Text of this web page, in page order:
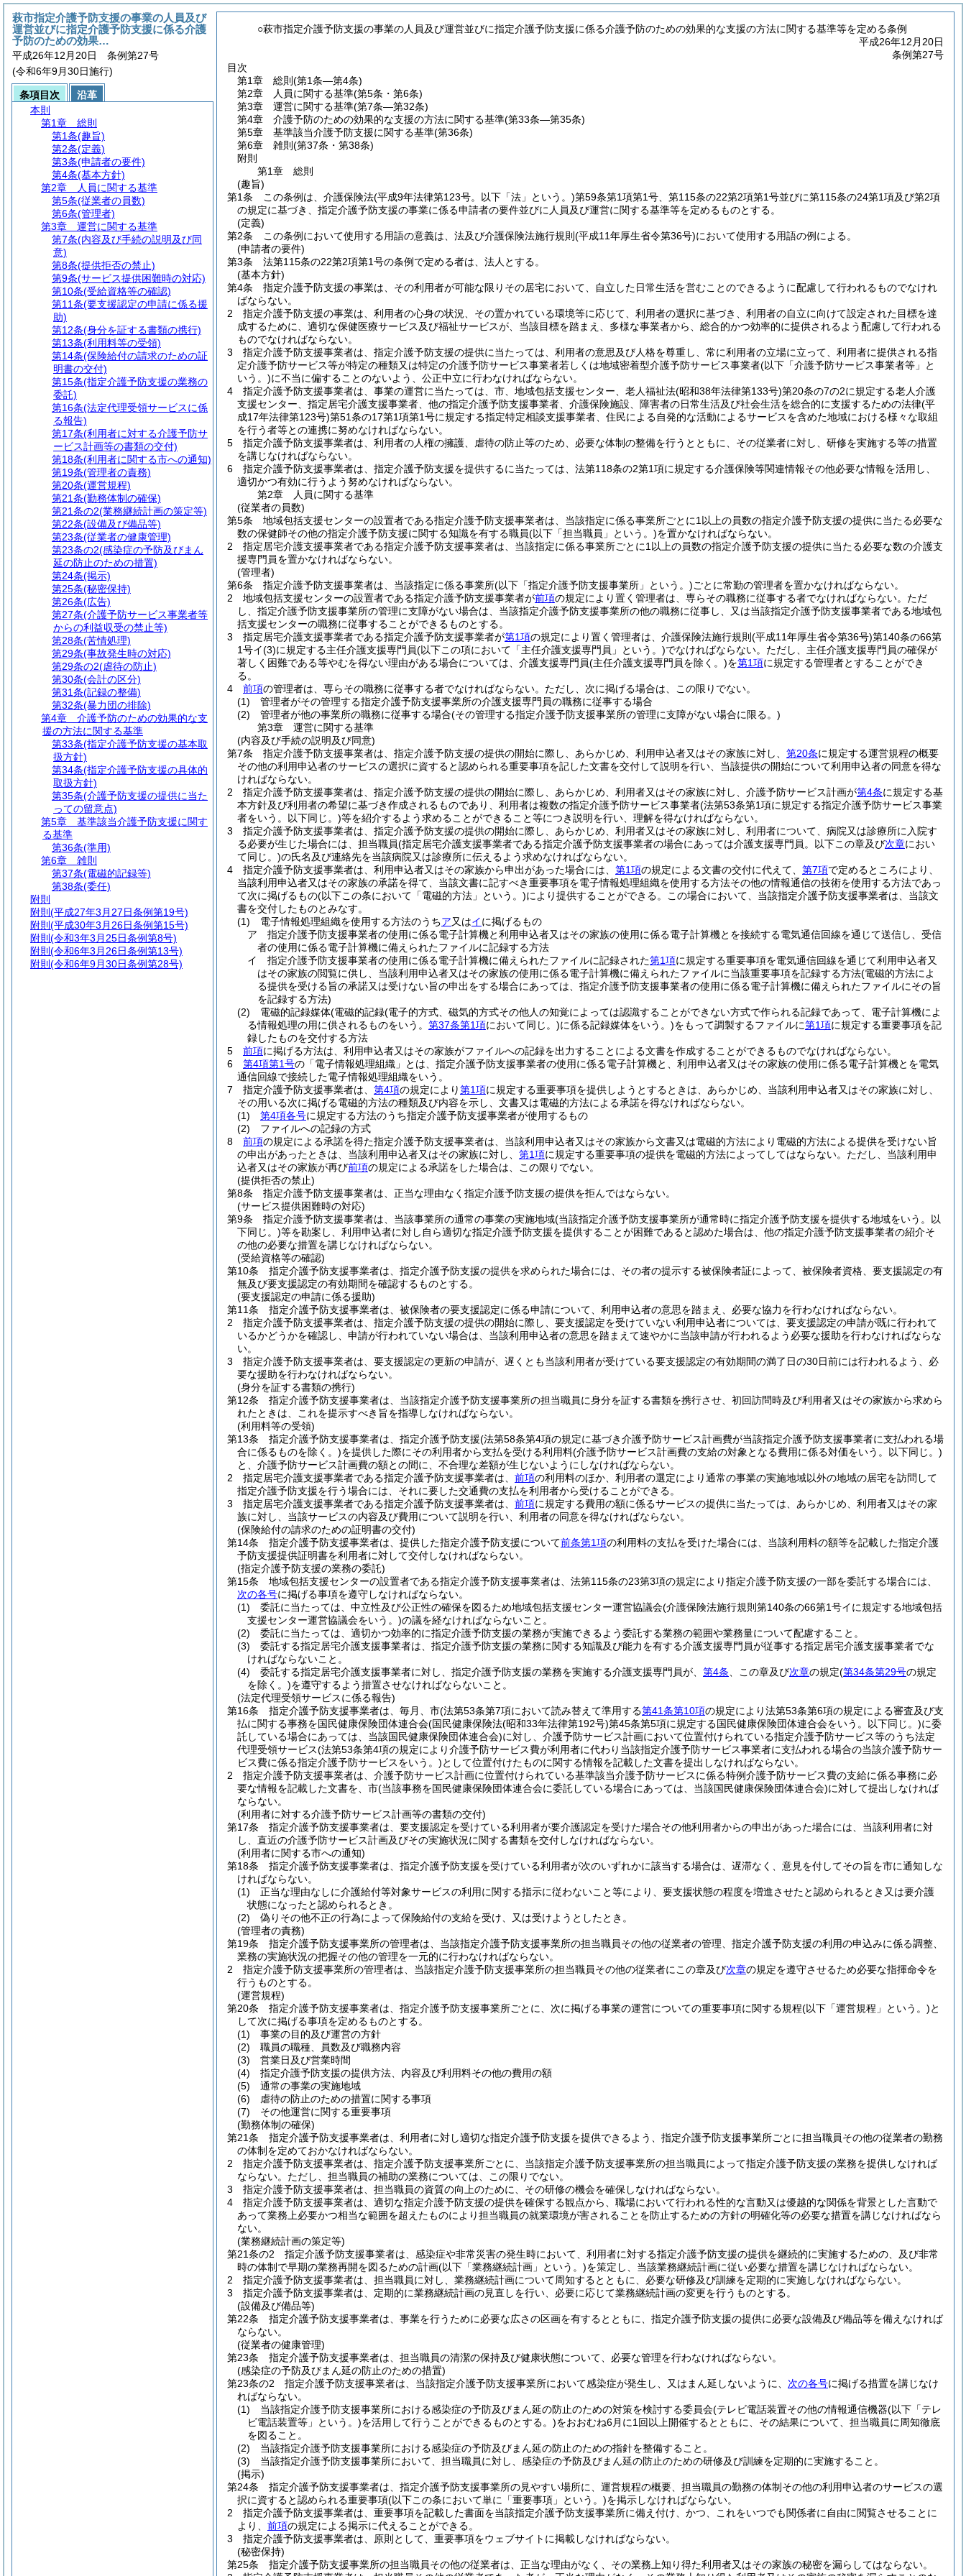
○萩市指定介護予防支援の事業の人員及び運営並びに指定介護予防支援に係る介護予防のための効果的な支援の方法に関する基準等を定める条例
平成26年12月20日
条例第27号
目次
第1章
総則 (第1条―第4条)
第2章
人員に関する基準(第5条・第6条)
第3章
運営に関する基準(第7条―第32条)
第4章
介護予防のための効果的な支援の方法に関する基準(第33条―第35条)
第5章
基準該当介護予防支援に関する基準(第36条)
第6章
雑則 (第37条・第38条)
附則
第1章
総則
(趣旨)
第1条
この条例は、介護保険法(平成9年法律第123号。以下「法」という。)第59条第1項第1号、第115条の22第2項第1号並びに第115条の24第1項及び第2項
の規定に基づき、指定介護予防支援の事業に係る申請者の要件並びに人員及び運営に関する基準等を定めるものとする。
(定義)
第2条
この条例において使用する用語の意義は、法及び介護保険法施行規則 (平成11年厚生省令第36号)において使用する用語の例による。
(申請者の要件)
第3条
法第115条の22第2項第1号の条例で定める者は、法人とする。
(基本方針)
第4条
指定介護予防支援の事業は、その利用者が可能な限りその居宅において、自立した日常生活を営むことのできるように配慮して行われるものでなけれ
ばならない。
2
指定介護予防支援の事業は、利用者の心身の状況、その置かれている環境等に応じて、利用者の選択に基づき、利用者の自立に向けて設定された目標を達
成するために、適切な保健医療サービス及び福祉サービスが、当該目標を踏まえ、多様な事業者から、総合的かつ効率的に提供されるよう配慮して行われる
ものでなければならない。
3
指定介護予防支援事業者は、指定介護予防支援の提供に当たっては、利用者の意思及び人格を尊重し、常に利用者の立場に立って、利用者に提供される指
定介護予防サービス等が特定の種類又は特定の介護予防サービス事業者若しくは地域密着型介護予防サービス事業者(以下「介護予防サービス事業者等」と
いう。)に不当に偏することのないよう、公正中立に行わなければならない。
4
指定介護予防支援事業者は、事業の運営に当たっては、市、地域包括支援センター、老人福祉法(昭和38年法律第133号)第20条の7の2に規定する老人介護
支援センター、指定居宅介護支援事業者、他の指定介護予防支援事業者、介護保険施設、障害者の日常生活及び社会生活を総合的に支援するための法律(平
成17年法律第123号)第51条の17第1項第1号に規定する指定特定相談支援事業者、住民による自発的な活動によるサービスを含めた地域における様々な取組
を行う者等との連携に努めなければならない。
5
指定介護予防支援事業者は、利用者の人権の擁護、虐待の防止等のため、必要な体制の整備を行うとともに、その従業者に対し、研修を実施する等の措置
を講じなければならない。
6
指定介護予防支援事業者は、指定介護予防支援を提供するに当たっては、法第118条の2第1項に規定する介護保険等関連情報その他必要な情報を活用し、
適切かつ有効に行うよう努めなければならない。
第2章
人員に関する基準
(従業者の員数)
第5条
地域包括支援センターの設置者である指定介護予防支援事業者は、当該指定に係る事業所ごとに1以上の員数の指定介護予防支援の提供に当たる必要な
数の保健師その他の指定介護予防支援に関する知識を有する職員(以下「担当職員」という。)を置かなければならない。
2
指定居宅介護支援事業者である指定介護予防支援事業者は、当該指定に係る事業所ごとに1以上の員数の指定介護予防支援の提供に当たる必要な数の介護支
援専門員を置かなければならない。
(管理者)
第6条
指定介護予防支援事業者は、当該指定に係る事業所(以下「指定介護予防支援事業所」という。)ごとに常勤の管理者を置かなければならない。
2
地域包括支援センターの設置者である指定介護予防支援事業者が前項の規定により置く管理者は、専らその職務に従事する者でなければならない。 ただ
し、指定介護予防支援事業所の管理に支障がない場合は、当該指定介護予防支援事業所の他の職務に従事し、又は当該指定介護予防支援事業者である地域包
括支援センターの職務に従事することができるものとする。
3
指定居宅介護支援事業者である指定介護予防支援事業者が第1項の規定により置く管理者は、介護保険法施行規則 (平成11年厚生省令第36号)第140条の66第
1号イ(3)に規定する主任介護支援専門員(以下この項において「主任介護支援専門員」という。)でなければならない。 ただし、主任介護支援専門員の確保が
著しく困難である等やむを得ない理由がある場合については、介護支援専門員(主任介護支援専門員を除く。)を第1項に規定する管理者とすることができ
る。
4
前項の管理者は、専らその職務に従事する者でなければならない。 ただし、次に掲げる場合は、この限りでない。
(1)
管理者がその管理する指定介護予防支援事業所の介護支援専門員の職務に従事する場合
(2)
管理者が他の事業所の職務に従事する場合(その管理する指定介護予防支援事業所の管理に支障がない場合に限る。)
第3章
運営に関する基準
(内容及び手続の説明及び同意)
第7条
指定介護予防支援事業者は、指定介護予防支援の提供の開始に際し、あらかじめ、利用申込者又はその家族に対し、 第20条に規定する運営規程の概要
その他の利用申込者のサービスの選択に資すると認められる重要事項を記した文書を交付して説明を行い、当該提供の開始について利用申込者の同意を得な
ければならない。
2
指定介護予防支援事業者は、指定介護予防支援の提供の開始に際し、あらかじめ、利用者又はその家族に対し、介護予防サービス計画が第4条に規定する基
本方針及び利用者の希望に基づき作成されるものであり、利用者は複数の指定介護予防サービス事業者(法第53条第1項に規定する指定介護予防サービス事業
者をいう。以下同じ。)等を紹介するよう求めることができること等につき説明を行い、理解を得なければならない。
3
指定介護予防支援事業者は、指定介護予防支援の提供の開始に際し、あらかじめ、利用者又はその家族に対し、利用者について、病院又は診療所に入院す
る必要が生じた場合には、担当職員(指定居宅介護支援事業者である指定介護予防支援事業者の場合にあっては介護支援専門員。以下この章及び次章におい
て同じ。)の氏名及び連絡先を当該病院又は診療所に伝えるよう求めなければならない。
4
指定介護予防支援事業者は、利用申込者又はその家族から申出があった場合には、 第1項の規定による文書の交付に代えて、 第7項で定めるところにより、
当該利用申込者又はその家族の承諾を得て、当該文書に記すべき重要事項を電子情報処理組織を使用する方法その他の情報通信の技術を使用する方法であっ
て次に掲げるもの(以下この条において「電磁的方法」という。)により提供することができる。
この場合において、当該指定介護予防支援事業者は、当該文
書を交付したものとみなす。
(1)
電子情報処理組織を使用する方法のうちア又はイに掲げるもの
ア
指定介護予防支援事業者の使用に係る電子計算機と利用申込者又はその家族の使用に係る電子計算機とを接続する電気通信回線を通じて送信し、受信
者の使用に係る電子計算機に備えられたファイルに記録する方法
イ
指定介護予防支援事業者の使用に係る電子計算機に備えられたファイルに記録された第1項に規定する重要事項を電気通信回線を通じて利用申込者又
はその家族の閲覧に供し、当該利用申込者又はその家族の使用に係る電子計算機に備えられたファイルに当該重要事項を記録する方法(電磁的方法によ
る提供を受ける旨の承諾又は受けない旨の申出をする場合にあっては、指定介護予防支援事業者の使用に係る電子計算機に備えられたファイルにその旨
を記録する方法)
(2)
電磁的記録媒体(電磁的記録(電子的方式、磁気的方式その他人の知覚によっては認識することができない方式で作られる記録であって、電子計算機によ
る情報処理の用に供されるものをいう。 第37条第1項において同じ。)に係る記録媒体をいう。)をもって調製するファイルに第1項に規定する重要事項を記
録したものを交付する方法
5
前項に掲げる方法は、利用申込者又はその家族がファイルへの記録を出力することによる文書を作成することができるものでなければならない。
6
第4項第1号の「電子情報処理組織」とは、指定介護予防支援事業者の使用に係る電子計算機と、利用申込者又はその家族の使用に係る電子計算機とを電気
通信回線で接続した電子情報処理組織をいう。
7
指定介護予防支援事業者は、 第4項の規定により第1項に規定する重要事項を提供しようとするときは、あらかじめ、当該利用申込者又はその家族に対し、
その用いる次に掲げる電磁的方法の種類及び内容を示し、文書又は電磁的方法による承諾を得なければならない。
(1)
第4項各号に規定する方法のうち指定介護予防支援事業者が使用するもの
(2)
ファイルへの記録の方式
8
前項の規定による承諾を得た指定介護予防支援事業者は、当該利用申込者又はその家族から文書又は電磁的方法により電磁的方法による提供を受けない旨
の申出があったときは、当該利用申込者又はその家族に対し、 第1項に規定する重要事項の提供を電磁的方法によってしてはならない。 ただし、当該利用申
込者又はその家族が再び前項の規定による承諾をした場合は、この限りでない。
(提供拒否の禁止)
第8条
指定介護予防支援事業者は、正当な理由なく指定介護予防支援の提供を拒んではならない。
(サービス提供困難時の対応)
第9条
指定介護予防支援事業者は、当該事業所の通常の事業の実施地域(当該指定介護予防支援事業所が通常時に指定介護予防支援を提供する地域をいう。以
下同じ。)等を勘案し、利用申込者に対し自ら適切な指定介護予防支援を提供することが困難であると認めた場合は、他の指定介護予防支援事業者の紹介そ
の他の必要な措置を講じなければならない。
(受給資格等の確認)
第10条
指定介護予防支援事業者は、指定介護予防支援の提供を求められた場合には、その者の提示する被保険者証によって、被保険者資格、要支援認定の有
無及び要支援認定の有効期間を確認するものとする。
(要支援認定の申請に係る援助)
第11条
指定介護予防支援事業者は、被保険者の要支援認定に係る申請について、利用申込者の意思を踏まえ、必要な協力を行わなければならない。
2
指定介護予防支援事業者は、指定介護予防支援の提供の開始に際し、要支援認定を受けていない利用申込者については、要支援認定の申請が既に行われて
いるかどうかを確認し、申請が行われていない場合は、当該利用申込者の意思を踏まえて速やかに当該申請が行われるよう必要な援助を行わなければならな
い。
3
指定介護予防支援事業者は、要支援認定の更新の申請が、遅くとも当該利用者が受けている要支援認定の有効期間の満了日の30日前には行われるよう、必
要な援助を行わなければならない。
(身分を証する書類の携行)
第12条
指定介護予防支援事業者は、当該指定介護予防支援事業所の担当職員に身分を証する書類を携行させ、初回訪問時及び利用者又はその家族から求めら
れたときは、これを提示すべき旨を指導しなければならない。
(利用料等の受領)
第13条
指定介護予防支援事業者は、指定介護予防支援(法第58条第4項の規定に基づき介護予防サービス計画費が当該指定介護予防支援事業者に支払われる場
合に係るものを除く。)を提供した際にその利用者から支払を受ける利用料(介護予防サービス計画費の支給の対象となる費用に係る対価をいう。以下同じ。)
と、介護予防サービス計画費の額との間に、不合理な差額が生じないようにしなければならない。
2
指定居宅介護支援事業者である指定介護予防支援事業者は、 前項の利用料のほか、利用者の選定により通常の事業の実施地域以外の地域の居宅を訪問して
指定介護予防支援を行う場合には、それに要した交通費の支払を利用者から受けることができる。
3
指定居宅介護支援事業者である指定介護予防支援事業者は、 前項に規定する費用の額に係るサービスの提供に当たっては、あらかじめ、利用者又はその家
族に対し、当該サービスの内容及び費用について説明を行い、利用者の同意を得なければならない。
(保険給付の請求のための証明書の交付)
第14条
指定介護予防支援事業者は、提供した指定介護予防支援について前条第1項の利用料の支払を受けた場合には、当該利用料の額等を記載した指定介護
予防支援提供証明書を利用者に対して交付しなければならない。
(指定介護予防支援の業務の委託)
第15条
地域包括支援センターの設置者である指定介護予防支援事業者は、法第115条の23第3項の規定により指定介護予防支援の一部を委託する場合には、
次の各号に掲げる事項を遵守しなければならない。
(1)
委託に当たっては、中立性及び公正性の確保を図るため地域包括支援センター運営協議会(介護保険法施行規則第140条の66第1号イに規定する地域包括
支援センター運営協議会をいう。)の議を経なければならないこと。
(2)
委託に当たっては、適切かつ効率的に指定介護予防支援の業務が実施できるよう委託する業務の範囲や業務量について配慮すること。
(3)
委託する指定居宅介護支援事業者は、指定介護予防支援の業務に関する知識及び能力を有する介護支援専門員が従事する指定居宅介護支援事業者でな
ければならないこと。
(4)
委託する指定居宅介護支援事業者に対し、指定介護予防支援の業務を実施する介護支援専門員が、 第4条 、この章及び次章の規定(第34条第29号の規定
を除く。)を遵守するよう措置させなければならないこと。
(法定代理受領サービスに係る報告)
第16条
指定介護予防支援事業者は、毎月、市(法第53条第7項において読み替えて準用する第41条第10項の規定により法第53条第6項の規定による審査及び支
払に関する事務を国民健康保険団体連合会(国民健康保険法(昭和33年法律第192号)第45条第5項に規定する国民健康保険団体連合会をいう。以下同じ。)に委
託している場合にあっては、当該国民健康保険団体連合会)に対し、介護予防サービス計画において位置付けられている指定介護予防サービス等のうち法定
代理受領サービス(法第53条第4項の規定により介護予防サービス費が利用者に代わり当該指定介護予防サービス事業者に支払われる場合の当該介護予防サー
ビス費に係る指定介護予防サービスをいう。)として位置付けたものに関する情報を記載した文書を提出しなければならない。
2
指定介護予防支援事業者は、介護予防サービス計画に位置付けられている基準該当介護予防サービスに係る特例介護予防サービス費の支給に係る事務に必
要な情報を記載した文書を、市(当該事務を国民健康保険団体連合会に委託している場合にあっては、当該国民健康保険団体連合会)に対して提出しなければ
ならない。
(利用者に対する介護予防サービス計画等の書類の交付)
第17条
指定介護予防支援事業者は、要支援認定を受けている利用者が要介護認定を受けた場合その他利用者からの申出があった場合には、当該利用者に対
し、直近の介護予防サービス計画及びその実施状況に関する書類を交付しなければならない。
(利用者に関する市への通知)
第18条
指定介護予防支援事業者は、指定介護予防支援を受けている利用者が次のいずれかに該当する場合は、遅滞なく、意見を付してその旨を市に通知しな
ければならない。
(1)
正当な理由なしに介護給付等対象サービスの利用に関する指示に従わないこと等により、要支援状態の程度を増進させたと認められるとき又は要介護
状態になったと認められるとき。
(2)
偽りその他不正の行為によって保険給付の支給を受け、又は受けようとしたとき。
(管理者の責務)
第19条
指定介護予防支援事業所の管理者は、当該指定介護予防支援事業所の担当職員その他の従業者の管理、指定介護予防支援の利用の申込みに係る調整、
業務の実施状況の把握その他の管理を一元的に行わなければならない。
2
指定介護予防支援事業所の管理者は、当該指定介護予防支援事業所の担当職員その他の従業者にこの章及び次章の規定を遵守させるため必要な指揮命令を
行うものとする。
(運営規程)
第20条
指定介護予防支援事業者は、指定介護予防支援事業所ごとに、次に掲げる事業の運営についての重要事項に関する規程(以下「運営規程」という。)と
して次に掲げる事項を定めるものとする。
(1)
事業の目的及び運営の方針
(2)
職員の職種、員数及び職務内容
(3)
営業日及び営業時間
(4)
指定介護予防支援の提供方法、内容及び利用料その他の費用の額
(5)
通常の事業の実施地域
(6)
虐待の防止のための措置に関する事項
(7)
その他運営に関する重要事項
(勤務体制の確保)
第21条
指定介護予防支援事業者は、利用者に対し適切な指定介護予防支援を提供できるよう、指定介護予防支援事業所ごとに担当職員その他の従業者の勤務
の体制を定めておかなければならない。
2
指定介護予防支援事業者は、指定介護予防支援事業所ごとに、当該指定介護予防支援事業所の担当職員によって指定介護予防支援の業務を提供しなければ
ならない。 ただし、担当職員の補助の業務については、この限りでない。
3
指定介護予防支援事業者は、担当職員の資質の向上のために、その研修の機会を確保しなければならない。
4
指定介護予防支援事業者は、適切な指定介護予防支援の提供を確保する観点から、職場において行われる性的な言動又は優越的な関係を背景とした言動で
あって業務上必要かつ相当な範囲を超えたものにより担当職員の就業環境が害されることを防止するための方針の明確化等の必要な措置を講じなければなら
ない。
(業務継続計画の策定等)
第21条の2
指定介護予防支援事業者は、感染症や非常災害の発生時において、利用者に対する指定介護予防支援の提供を継続的に実施するための、及び非常
時の体制で早期の業務再開を図るための計画(以下「業務継続計画」という。)を策定し、当該業務継続計画に従い必要な措置を講じなければならない。
2
指定介護予防支援事業者は、担当職員に対し、業務継続計画について周知するとともに、必要な研修及び訓練を定期的に実施しなければならない。
3
指定介護予防支援事業者は、定期的に業務継続計画の見直しを行い、必要に応じて業務継続計画の変更を行うものとする。
(設備及び備品等)
第22条
指定介護予防支援事業者は、事業を行うために必要な広さの区画を有するとともに、指定介護予防支援の提供に必要な設備及び備品等を備えなければ
ならない。
(従業者の健康管理)
第23条
指定介護予防支援事業者は、担当職員の清潔の保持及び健康状態について、必要な管理を行わなければならない。
(感染症の予防及びまん延の防止のための措置)
第23条の2
指定介護予防支援事業者は、当該指定介護予防支援事業所において感染症が発生し、又はまん延しないように、 次の各号に掲げる措置を講じなけ
ればならない。
(1)
当該指定介護予防支援事業所における感染症の予防及びまん延の防止のための対策を検討する委員会(テレビ電話装置その他の情報通信機器(以下「テレ
ビ電話装置等」という。)を活用して行うことができるものとする。)をおおむね6月に1回以上開催するとともに、その結果について、担当職員に周知徹底
を図ること。
(2)
当該指定介護予防支援事業所における感染症の予防及びまん延の防止のための指針を整備すること。
(3)
当該指定介護予防支援事業所において、担当職員に対し、感染症の予防及びまん延の防止のための研修及び訓練を定期的に実施すること。
(掲示)
第24条
指定介護予防支援事業者は、指定介護予防支援事業所の見やすい場所に、運営規程の概要、担当職員の勤務の体制その他の利用申込者のサービスの選
択に資すると認められる重要事項(以下この条において単に「重要事項」という。)を掲示しなければならない。
2
指定介護予防支援事業者は、重要事項を記載した書面を当該指定介護予防支援事業所に備え付け、かつ、これをいつでも関係者に自由に閲覧させることに
より、 前項の規定による掲示に代えることができる。
3
指定介護予防支援事業者は、原則として、重要事項をウェブサイトに掲載しなければならない。
(秘密保持)
第25条
指定介護予防支援事業所の担当職員その他の従業者は、正当な理由がなく、その業務上知り得た利用者又はその家族の秘密を漏らしてはならない。
萩市指定介護予防支援の事業の人員及び
運営並びに指定介護予防支援に係る介護
予防のための効果…
平成26年12月20日 条例第27号
(令和6年9月30日施行)
条項目次
沿革
本則
第1章
総則
第1条(趣旨)
第2条(定義)
第3条(申請者の要件)
第4条(基本方針)
第2章
人員に関する基準
第5条(従業者の員数)
第6条(管理者)
第3章
運営に関する基準
第7条(内容及び手続の説明及び同
意)
第8条(提供拒否の禁止)
第9条(サービス提供困難時の対応)
第10条(受給資格等の確認)
第11条(要支援認定の申請に係る援
助)
第12条(身分を証する書類の携行)
第13条(利用料等の受領)
第14条(保険給付の請求のための証
明書の交付)
第15条(指定介護予防支援の業務の
委託)
第16条(法定代理受領サービスに係
る報告)
第17条(利用者に対する介護予防サ
ービス計画等の書類の交付)
第18条(利用者に関する市への通知)
第19条(管理者の責務)
第20条(運営規程)
第21条(勤務体制の確保)
第21条の2(業務継続計画の策定等)
第22条(設備及び備品等)
第23条(従業者の健康管理)
第23条の2(感染症の予防及びまん
延の防止のための措置)
第24条(掲示)
第25条(秘密保持)
第26条(広告)
第27条(介護予防サービス事業者等
からの利益収受の禁止等)
第28条(苦情処理)
第29条(事故発生時の対応)
第29条の2(虐待の防止)
第30条(会計の区分)
第31条(記録の整備)
第32条(暴力団の排除)
第4章
介護予防のための効果的な支
援の方法に関する基準
第33条(指定介護予防支援の基本取
扱方針)
第34条(指定介護予防支援の具体的
取扱方針)
第35条(介護予防支援の提供に当た
っての留意点)
第5章
基準該当介護予防支援に関す
る基準
第36条(準用)
第6章
雑則
第37条(電磁的記録等)
第38条(委任)
附則
附則 (平成27年3月27日条例第19号)
附則 (平成30年3月26日条例第15号)
附則 (令和3年3月25日条例第8号)
附則 (令和6年3月26日条例第13号)
附則 (令和6年9月30日条例第28号)